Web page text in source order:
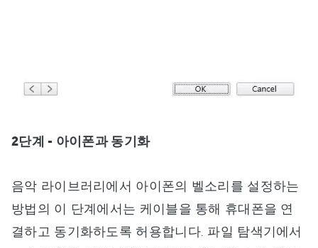
2단계 - 아이폰과 동기화
음악 라이브러리에서 아이폰의 벨소리를 설정하는
방법의 이 단계에서는 케이블을 통해 휴대폰을 연
결하고 동기화하도록 허용합니다. 파일 탐색기에서